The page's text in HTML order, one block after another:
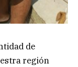
de
región